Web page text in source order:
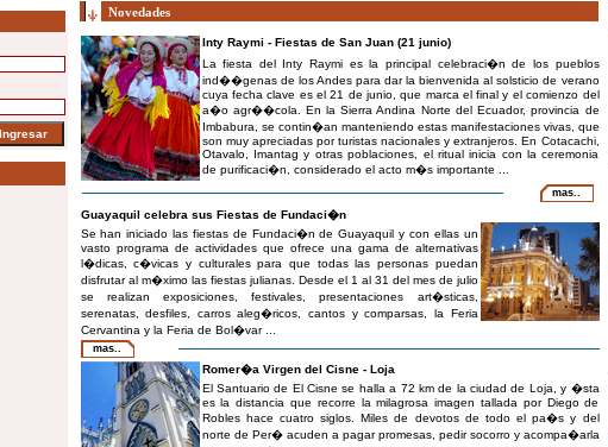
Novedades
Inty Raymi - Fiestas de San Juan (21 junio)
La fiesta del Inty Raymi es la principal celebraci�n de los pueblos
ind��genas de los Andes para dar la bienvenida al solsticio de verano
cuya fecha clave es el 21 de junio, que marca el final y el comienzo del
a�o agr��cola. En la Sierra Andina Norte del Ecuador, provincia de
Imbabura, se contin�an manteniendo estas manifestaciones vivas, que
son muy apreciadas por turistas nacionales y extranjeros. En Cotacachi,
Otavalo, Imantag y otras poblaciones, el ritual inicia con la ceremonia
de purificaci�n, considerado el acto m�s importante ...
mas..
Guayaquil celebra sus Fiestas de Fundaci�n
Se han iniciado las fiestas de Fundaci�n de Guayaquil y con ellas un
vasto programa de actividades que ofrece una gama de alternativas
l�dicas, c�vicas y culturales para que todas las personas puedan
disfrutar al m�ximo las fiestas julianas. Desde el 1 al 31 del mes de julio
se realizan exposiciones, festivales, presentaciones art�sticas,
serenatas, desfiles, carros aleg�ricos, cantos y comparsas, la Feria
Cervantina y la Feria de Bol�var ...
mas..
Romer�a Virgen del Cisne - Loja
El Santuario de El Cisne se halla a 72 km de la ciudad de Loja, y �sta
es la distancia que recorre la milagrosa imagen tallada por Diego de
Robles hace cuatro siglos. Miles de devotos de todo el pa�s y del
norte de Per� acuden a pagar promesas, pedir socorro y acompa�arla